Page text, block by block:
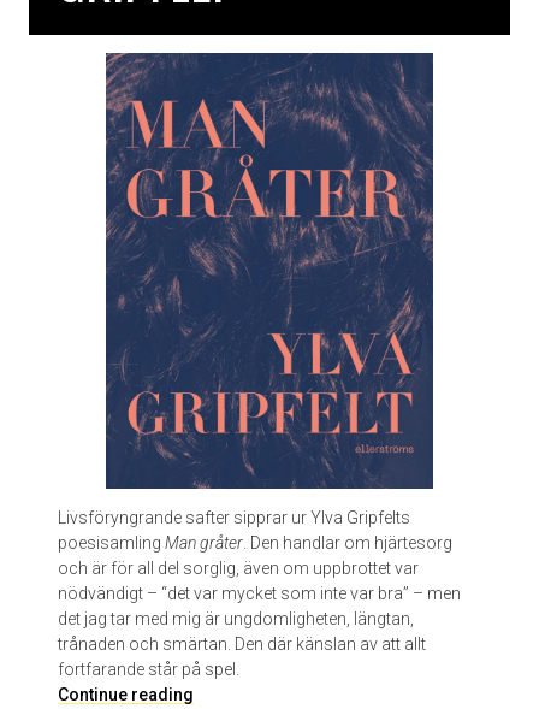
Livsföryngrande safter sipprar ur Ylva Gripfelts
poesisamling Man gråter . Den handlar om hjärtesorg
och är för all del sorglig, även om uppbrottet var
nödvändigt – “det var mycket som inte var bra” – men
det jag tar med mig är ungdomligheten, längtan,
trånaden och smärtan. Den där känslan av att allt
fortfarande står på spel.
Continue reading